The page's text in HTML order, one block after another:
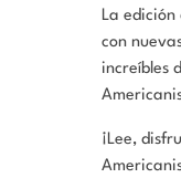
La
con
increíbles
¡Lee,